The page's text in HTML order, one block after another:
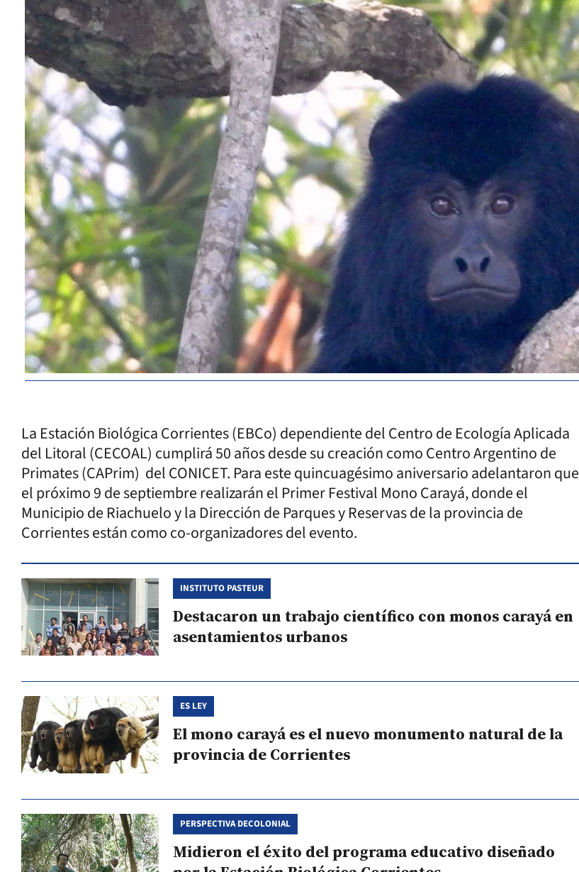
La Estación Biológica Corrientes (EBCo) dependiente del Centro de Ecología Aplicada
del Litoral (CECOAL) cumplirá 50 años desde su creación como Centro Argentino de
Primates (CAPrim) del CONICET. Para este quincuagésimo aniversario adelantaron que
el próximo 9 de septiembre realizarán el Primer Festival Mono Carayá, donde el
Municipio de Riachuelo y la Dirección de Parques y Reservas de la provincia de
Corrientes están como co-organizadores del evento.
INSTITUTO PASTEUR
Destacaron un trabajo científico con monos carayá en
asentamientos urbanos
ES LEY
El mono carayá es el nuevo monumento natural de la
provincia de Corrientes
PERSPECTIVA DECOLONIAL
Midieron el éxito del programa educativo diseñado